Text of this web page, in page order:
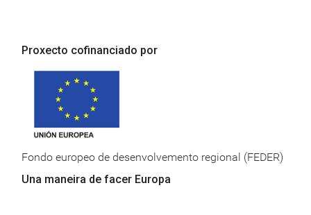
Proxecto cofinanciado por
Fondo europeo de desenvolvemento regional (FEDER)
Una maneira de facer Europa